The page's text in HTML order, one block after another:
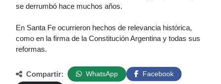
se derrumbó hace muchos años.
En Santa Fe ocurrieron hechos de relevancia histórica,
como en la firma de la Constitución Argentina y todas sus
reformas.
Compartir: WhatsApp
Facebook